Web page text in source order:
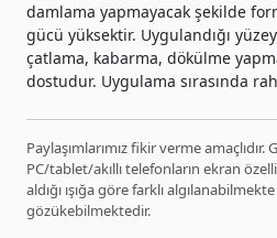
damlama yapmayacak şekilde
gücü yüksektir. Uygulandığı
çatlama, kabarma, dökülme
dostudur. Uygulama sırasında
Paylaşımlarımız fikir verme
PC/tablet/akıllı telefonların ekran
aldığı ışığa göre farklı
gözükebilmektedir.